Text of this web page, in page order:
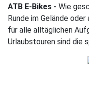
ATB E-Bikes - Wie
Runde im Gelände
für alle alltäglichen
Urlaubstouren sind die